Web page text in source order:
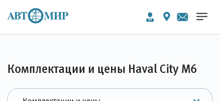
Комплектации и цены Haval City M6